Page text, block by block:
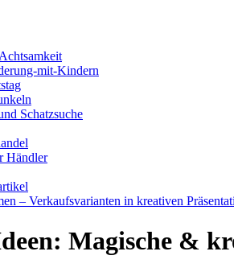
mit-Kindern
Schatzsuche
Händler
– Verkaufsvarianten in kreativen
Magische &